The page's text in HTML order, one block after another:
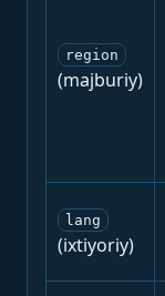
region
(majburiy)
lang
(ixtiyoriy)